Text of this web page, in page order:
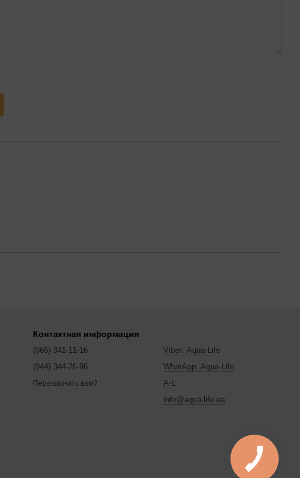
Контактная информация
(066) 341-11-16
(044) 344-26-96
Перезвонить вам?
Viber: Aqua-Life
WhatApp: Aqua-Life
A-L
info@aqua-life.ua